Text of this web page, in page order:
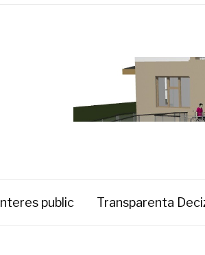
Interes public Transparenta